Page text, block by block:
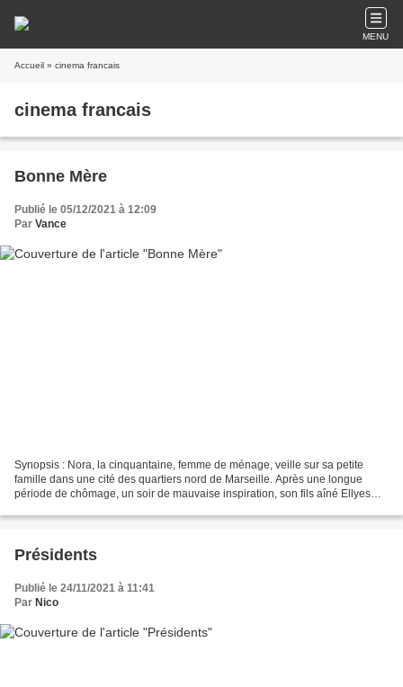
MENU
Accueil » cinema francais
cinema francais
Bonne Mère
Publié le 05/12/2021 à 12:09
Par Vance
Synopsis : Nora, la cinquantaine, femme de ménage, veille sur sa petite
famille dans une cité des quartiers nord de Marseille. Après une longue
période de chômage, un soir de mauvaise inspiration, son fils aîné Ellyes
Présidents
Publié le 24/11/2021 à 11:41
Par Nico